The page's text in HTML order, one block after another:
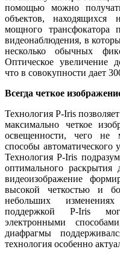
помощью можно
объектов,
мощного трансфокатора
видеонаблюдения, в
несколько обычных
Оптическое увеличение
что в совокупности дает
Всегда четкое
Технология P-Iris
максимально четкое
освещенности, чего не
способы автоматического
Технология P-Iris
оптимального
видеоизображение
высокой четкостью и
небольших
поддержкой P-Iris
электронными
диафрагмы
технология особенно